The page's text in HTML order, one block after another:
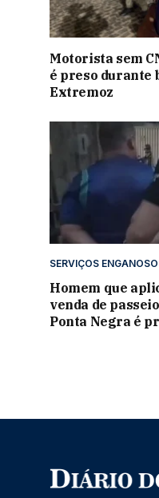
Motorista sem
é preso durante
Extremoz
SERVIÇOS
Homem que
venda de
Ponta Negra é